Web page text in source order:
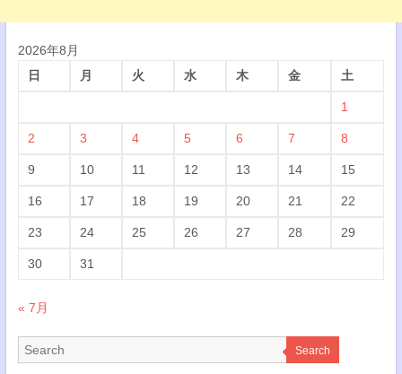
2026年8月
日
月 火 水 木 金 土
1
2 3 4 5 6 7 8
9 10 11 12 13 14 15
16 17 18 19 20 21 22
23 24 25 26 27 28 29
30 31
« 7月
Search